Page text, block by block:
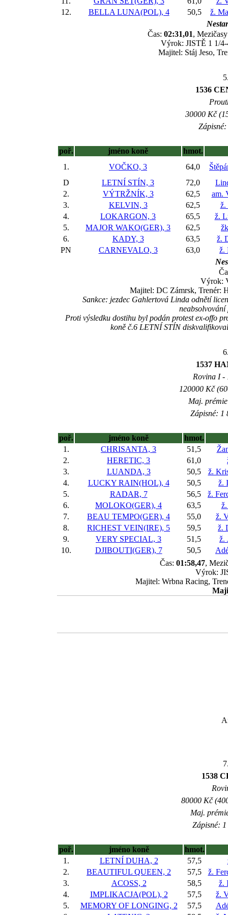
12.
BELLA LUNA(POL), 4 50,5
ž.
Čas: 02:31,01,
Výrok: JISTĚ 1 1/
Majitel: Stáj Jeso,
1536
30000 Kč
poř. jméno koně
hmot.
1.
VOČKO, 3 64,0
D
LETNÍ STÍN, 3 72,0
2.
VÝTRŽNÍK, 3 62,5
am.
3.
KELVIN, 3 62,5
ž.
4.
LOKARGON, 3 65,5
ž.
5.
MAJOR WAKO(GER), 3 62,5
6.
KADY, 3 63,5
ž.
PN
CARNEVALO, 3 63,0
ž.
Výrok:
Majitel: DC Zámrsk, Trenér:
Sankce: jezdec Gahlertová Linda odnětí
Proti výsledku dostihu byl podán protest ex-offo
koně č.6 LETNÍ STÍN
1537
Rovina I -
120000 Kč
Maj.
Zápisné: 1
poř. jméno koně
hmot.
1.
CHRISANTA, 3 51,5
2.
HERETIC, 3 61,0
3.
LUANDA, 3 50,5
ž.
4.
LUCKY RAIN(HOL), 4 50,5
ž.
5.
RADAR, 7 56,5
ž.
6.
MOLOKO(GER), 4 63,5
7.
BEAU TEMPO(GER), 4 55,0
ž.
8.
RICHEST VEIN(IRE), 5 59,5
ž.
9.
VERY SPECIAL, 3 51,5
ž.
10.
DJIBOUTI(GER), 7 50,5
Čas: 01:58,47,
Výrok:
Majitel: Wrbna Racing,
1538
80000 Kč
Maj.
Zápisné:
poř. jméno koně
hmot.
1.
LETNÍ DUHA, 2 57,5
2.
BEAUTIFUL QUEEN, 2 57,5
ž.
3.
ACOSS, 2 58,5
ž.
4.
IMPLIKACJA(POL), 2 57,5
ž.
5.
MEMORY OF LONGING, 2 57,5